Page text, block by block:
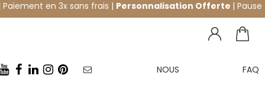
Paiement en 3x sans frais | Personnalisation Offerte | Pause
NOUS
FAQ